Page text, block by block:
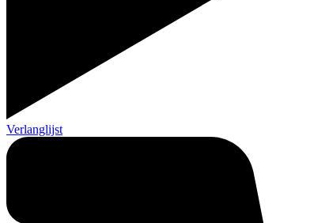
Verlanglijst